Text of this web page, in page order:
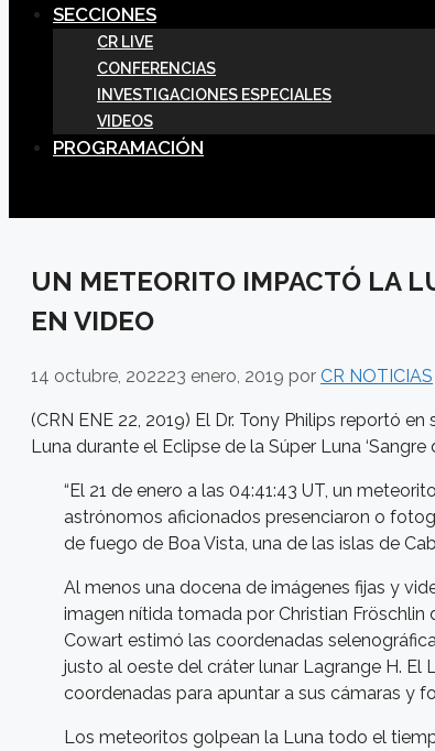
SECCIONES
CR LIVE
CONFERENCIAS
INVESTIGACIONES ESPECIALES
VIDEOS
PROGRAMACIÓN
UN METEORITO IMPACTÓ LA
EN VIDEO
14 octubre, 202223 enero, 2019 por CR NOTICIAS
(CRN ENE 22, 2019) El Dr. Tony Philips reportó
Luna durante el Eclipse de la Súper Luna
“El 21 de enero a las 04:41:43 UT, un
astrónomos aficionados presenciaron o
de fuego de Boa Vista, una de las islas de
Al menos una docena de imágenes fijas y
imagen nítida tomada por Christian
Cowart estimó las coordenadas
justo al oeste del cráter lunar Lagrange H. El
coordenadas para apuntar a sus cámaras y
Los meteoritos golpean la Luna todo el